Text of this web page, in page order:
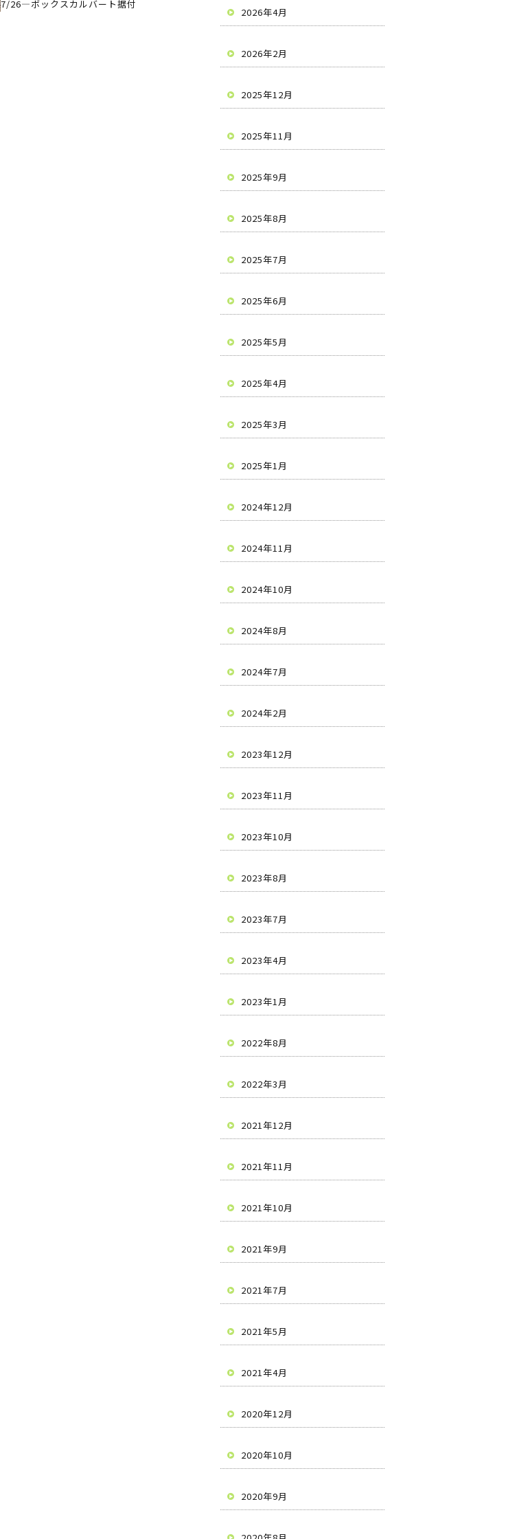
7/26—ボックスカルバート据付
2026年4月
2026年2月
2025年12月
2025年11月
2025年9月
2025年8月
2025年7月
2025年6月
2025年5月
2025年4月
2025年3月
2025年1月
2024年12月
2024年11月
2024年10月
2024年8月
2024年7月
2024年2月
2023年12月
2023年11月
2023年10月
2023年8月
2023年7月
2023年4月
2023年1月
2022年8月
2022年3月
2021年12月
2021年11月
2021年10月
2021年9月
2021年7月
2021年5月
2021年4月
2020年12月
2020年10月
2020年9月